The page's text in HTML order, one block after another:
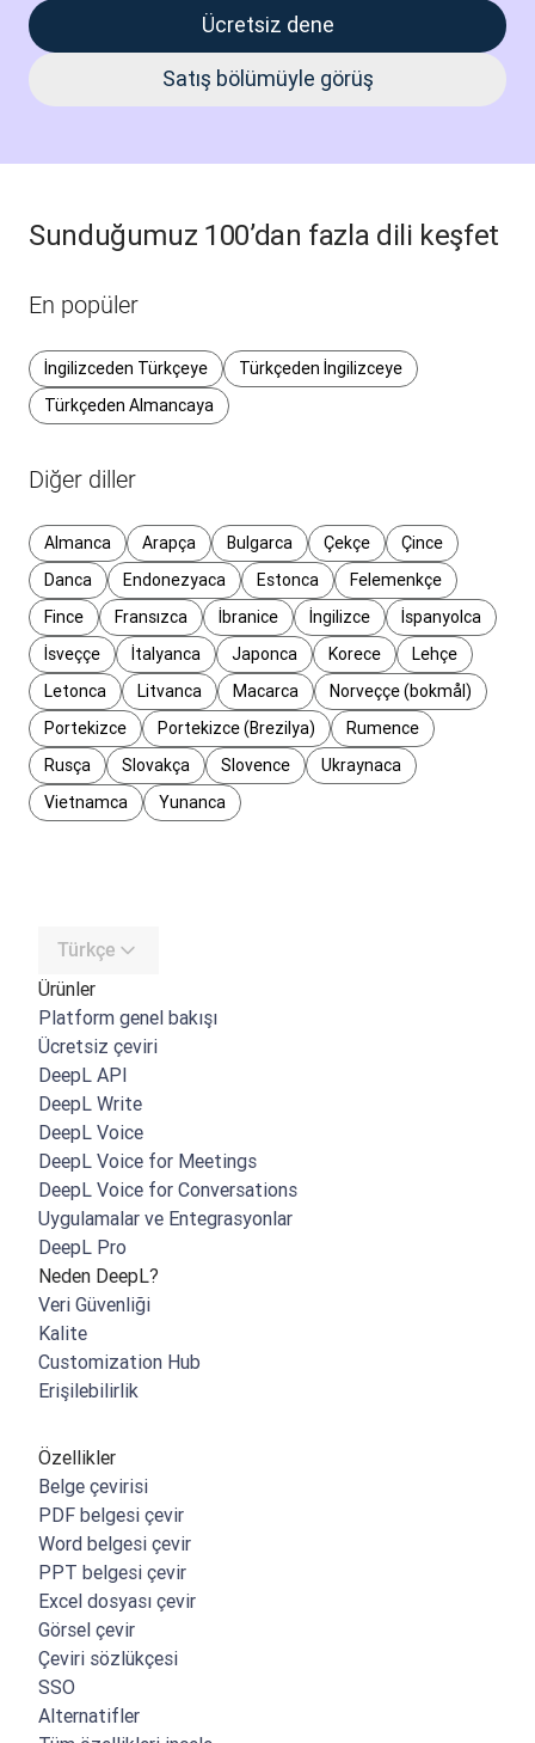
Ücretsiz dene
Satış bölümüyle görüş
Sunduğumuz 100’dan fazla dili keşfet
En popüler
İngilizceden Türkçeye
Türkçeden İngilizceye
Türkçeden Almancaya
Diğer diller
Almanca Arapça Bulgarca Çekçe
Çince
Danca
Endonezyaca Estonca
Felemenkçe
Fince
Fransızca İbranice İngilizce
İspanyolca
İsveççe
İtalyanca Japonca Korece
Lehçe
Letonca
Litvanca Macarca
Norveççe (bokmål)
Portekizce
Portekizce (Brezilya)
Rumence
Rusça
Slovakça Slovence
Ukraynaca
Vietnamca
Yunanca
Türkçe
Ürünler
Platform genel bakışı
Ücretsiz çeviri
DeepL API
DeepL Write
DeepL Voice
DeepL Voice for Meetings
DeepL Voice for Conversations
Uygulamalar ve Entegrasyonlar
DeepL Pro
Neden DeepL?
Veri Güvenliği
Kalite
Customization Hub
Erişilebilirlik
Özellikler
Belge çevirisi
PDF belgesi çevir
Word belgesi çevir
PPT belgesi çevir
Excel dosyası çevir
Görsel çevir
Çeviri sözlükçesi
SSO
Alternatifler